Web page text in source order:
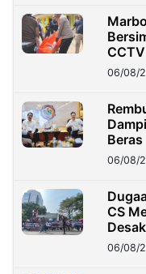
CCTV
06/08/
Beras
06/08/
CS
06/08/